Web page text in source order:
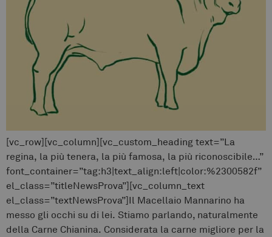
[vc_row][vc_column][vc_custom_heading text=”La
regina, la più tenera, la più famosa, la più riconoscibile…”
font_container=”tag:h3|text_align:left|color:%2300582f”
el_class=”titleNewsProva”][vc_column_text
el_class=”textNewsProva”]Il Macellaio Mannarino ha
messo gli occhi su di lei. Stiamo parlando, naturalmente
della Carne Chianina. Considerata la carne migliore per la